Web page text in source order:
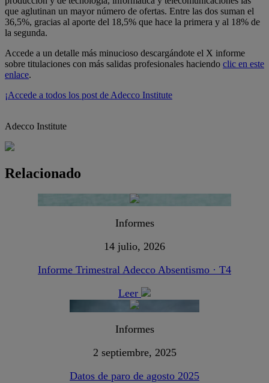
que aglutinan un mayor número de ofertas. Entre las dos suman el
36,5%, gracias al aporte del 18,5% que hace la primera y al 18% de
la segunda.
Accede a un detalle más minucioso descargándote el X informe
sobre titulaciones con más salidas profesionales haciendo clic en este
enlace.
¡Accede a todos los post de Adecco Institute
Adecco Institute
Relacionado
Informes
14 julio, 2026
Informe Trimestral Adecco Absentismo · T4
Leer
Informes
2 septiembre, 2025
Datos de paro de agosto 2025